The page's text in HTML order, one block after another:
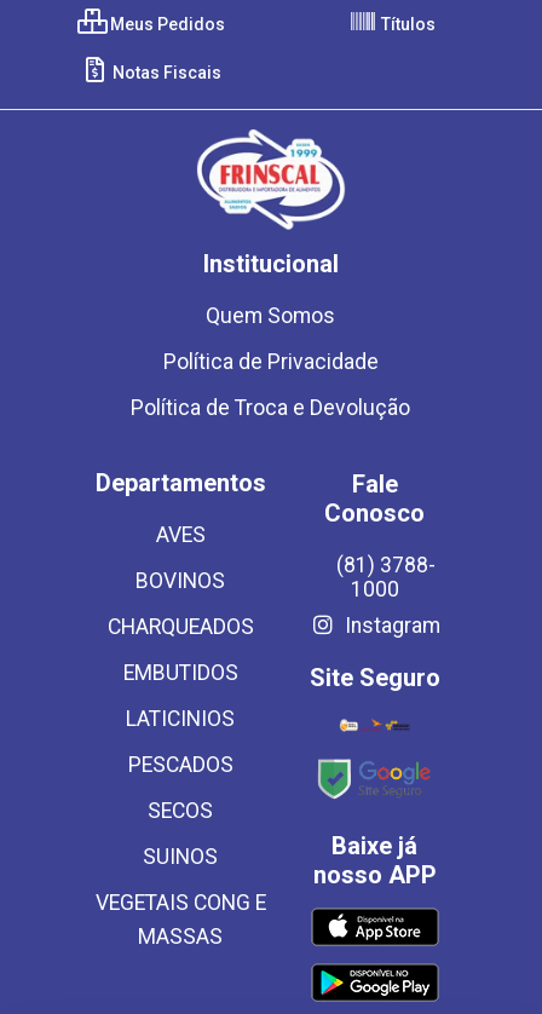
Meus Pedidos Títulos
Notas Fiscais
Institucional
Quem Somos
Política de Privacidade
Política de Troca e Devolução
Departamentos
AVES
BOVINOS
CHARQUEADOS
EMBUTIDOS
LATICINIOS
PESCADOS
SECOS
SUINOS
VEGETAIS CONG E
MASSAS
Fale
Conosco
(81) 3788-
1000
Instagram
Site Seguro
Baixe já
nosso APP